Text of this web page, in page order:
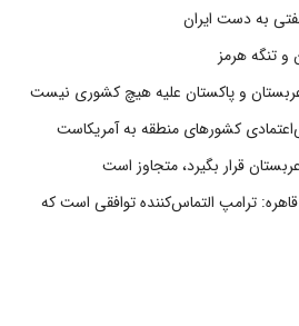
و تنگه هرمز
عربستان و پاکستان علیه هیچ کشوری نیست
کشورهای منطقه به آمریکاست
قرار بگیرد، متجاوز است
ترامپ التماس‌کننده توافقی است که